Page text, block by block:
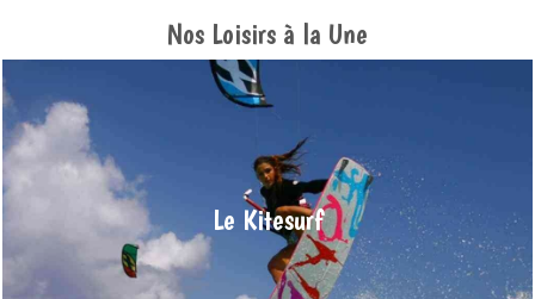
Nos Loisirs à la Une
Le Kitesurf
Kitsurf & Windsurf
Madagascar, offre un terrain de jeu exceptionnel pour les
amateurs de glisse et de sensations fortes. Vous pourrez
pratiquer de nombreux sports aquatiques notamment le
kitesurf et le windsurf, grâce à un vent continu qui souffle sur
les côtes